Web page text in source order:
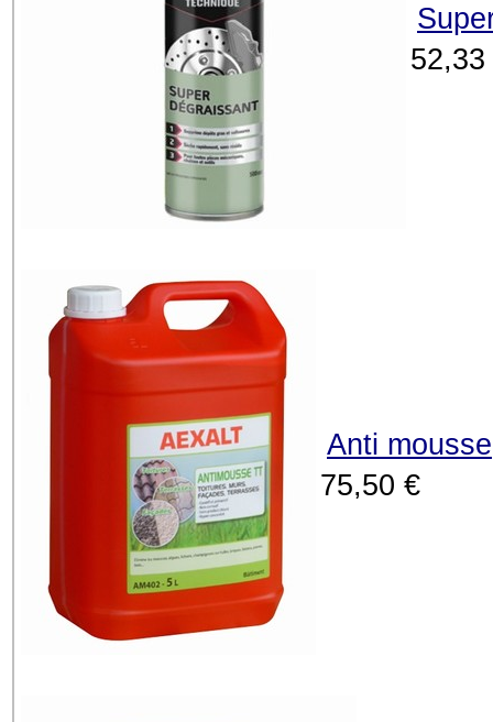
52,33
Anti mousse
75,50 €